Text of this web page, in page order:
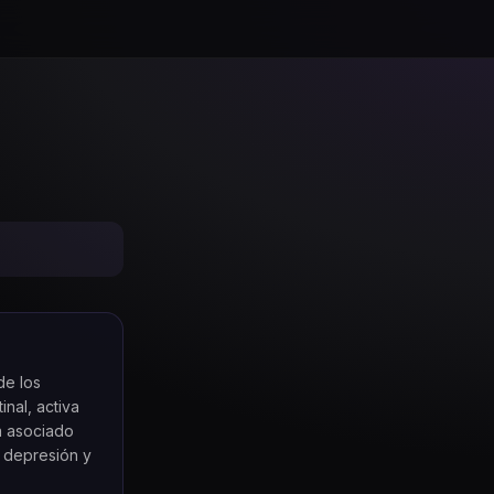
los
activa
asociado
, depresión y